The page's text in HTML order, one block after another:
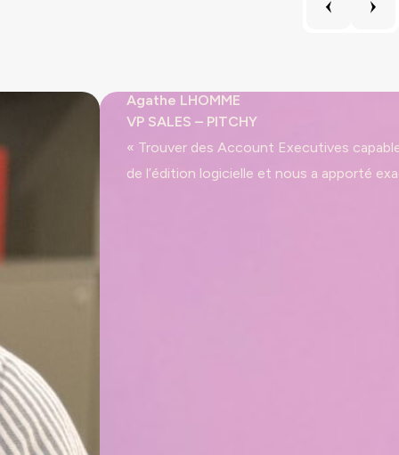
Agathe LHOMME
VP SALES – PITCHY
« Trouver des Account Executives
de l’édition logicielle et nous a apporté